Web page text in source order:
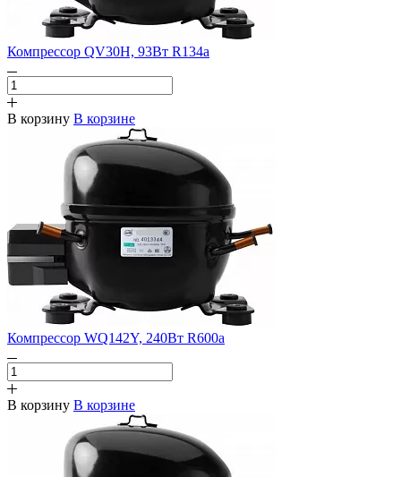
Компрессор QV30H, 93Вт R134a
В корзину В корзине
Компрессор WQ142Y, 240Вт R600a
В корзину В корзине